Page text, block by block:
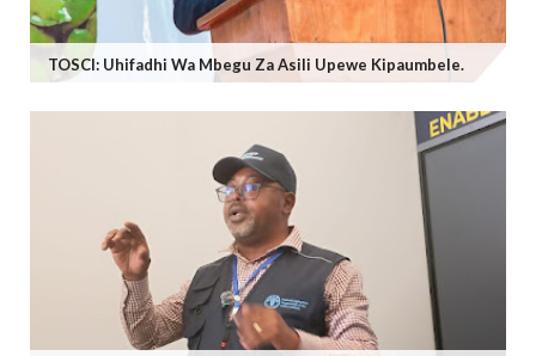
TOSCI: Uhifadhi Wa Mbegu Za Asili Upewe Kipaumbele.